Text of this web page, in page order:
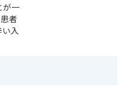
が一
者
入